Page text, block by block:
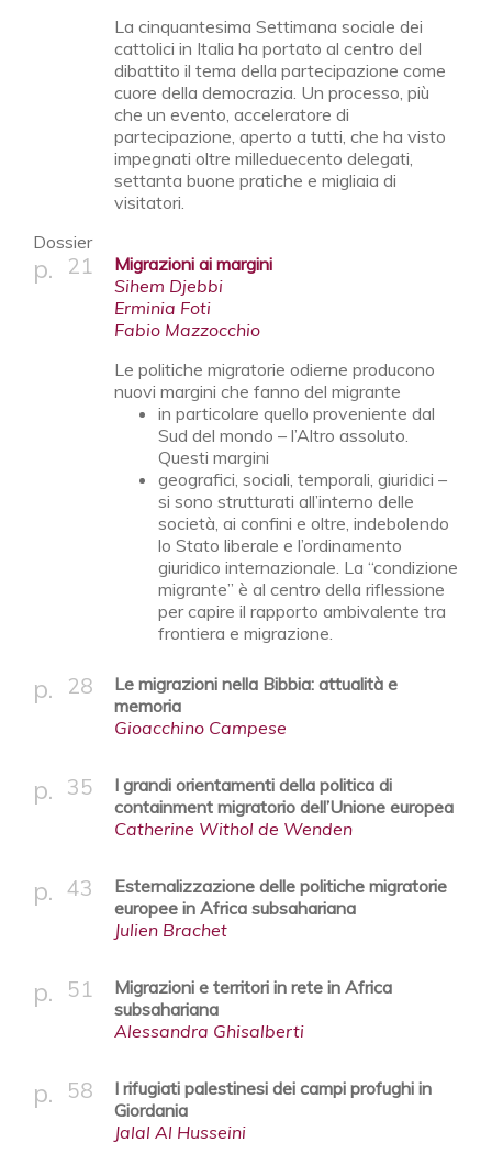
La cinquantesima Settimana sociale dei
cattolici in Italia ha portato al centro del
dibattito il tema della partecipazione come
cuore della democrazia. Un processo, più
che un evento, acceleratore di
partecipazione, aperto a tutti, che ha visto
impegnati oltre milleduecento delegati,
settanta buone pratiche e migliaia di
visitatori.
Dossier
21
Migrazioni ai margini
Sihem Djebbi
Erminia Foti
Fabio Mazzocchio
Le politiche migratorie odierne producono
nuovi margini che fanno del migrante
in particolare quello proveniente dal
Sud del mondo – l’Altro assoluto.
Questi margini
geografici, sociali, temporali, giuridici –
si sono strutturati all’interno delle
società, ai confini e oltre, indebolendo
lo Stato liberale e l’ordinamento
giuridico internazionale. La “condizione
migrante” è al centro della riflessione
per capire il rapporto ambivalente tra
frontiera e migrazione.
28
Le migrazioni nella Bibbia: attualità e
memoria
Gioacchino Campese
35
I grandi orientamenti della politica di
containment migratorio dell’Unione europea
Catherine Withol de Wenden
43
Esternalizzazione delle politiche migratorie
europee in Africa subsahariana
Julien Brachet
51
Migrazioni e territori in rete in Africa
subsahariana
Alessandra Ghisalberti
58
I rifugiati palestinesi dei campi profughi in
Giordania
Jalal Al Husseini